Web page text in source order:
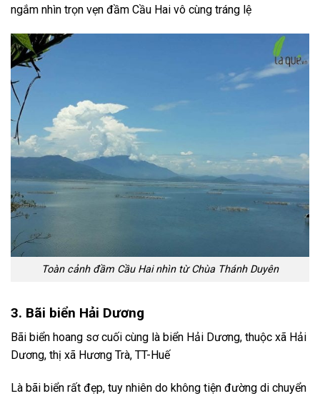
ngắm nhìn trọn vẹn đầm Cầu Hai vô cùng tráng lệ
Toàn cảnh đầm Cầu Hai nhìn từ Chùa Thánh Duyên
3. Bãi biển Hải Dương
Bãi biển hoang sơ cuối cùng là biển Hải Dương, thuộc xã Hải
Dương, thị xã Hương Trà, TT-Huế
Là bãi biển rất đẹp, tuy nhiên do không tiện đường di chuyển